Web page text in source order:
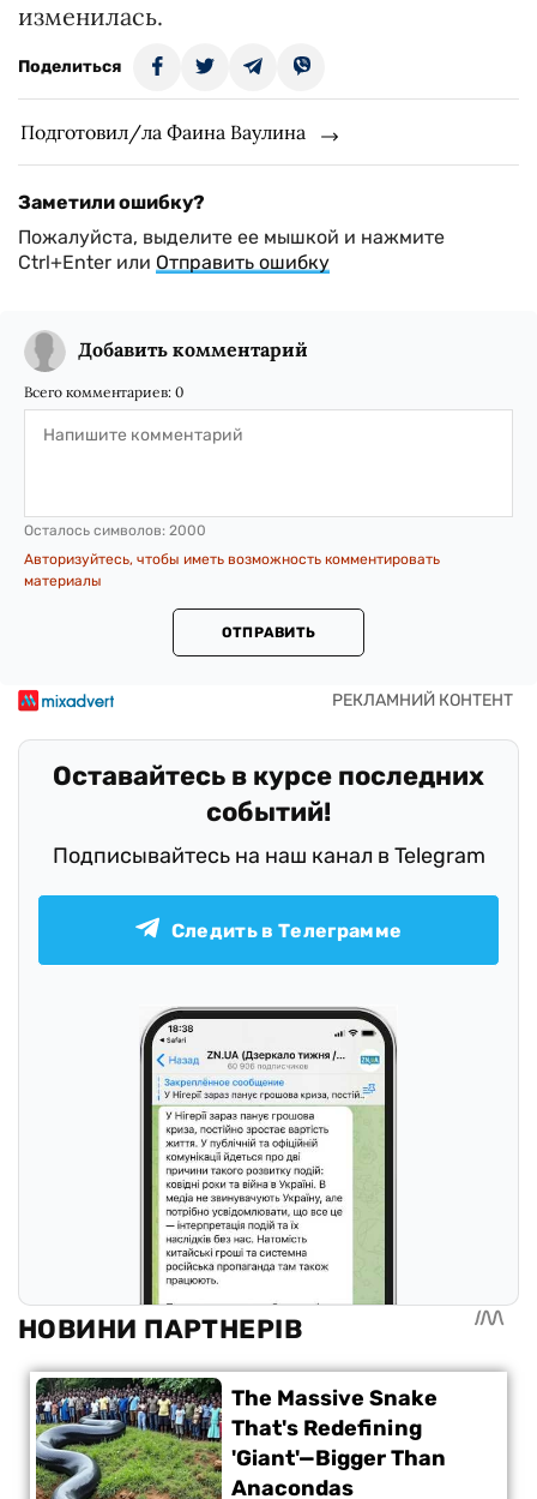
изменилась.
Поделиться
Подготовил/ла Фаина Ваулина
Заметили ошибку?
Пожалуйста, выделите ее мышкой и нажмите
Ctrl+Enter или Отправить ошибку
Добавить комментарий
Всего комментариев: 0
Осталось символов: 2000
Авторизуйтесь, чтобы иметь возможность комментировать
материалы
ОТПРАВИТЬ
Оставайтесь в курсе последних
событий!
Подписывайтесь на наш канал в Telegram
Следить в Телеграмме